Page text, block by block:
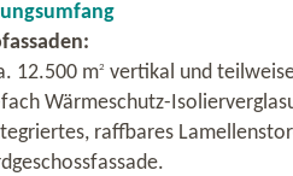
12.500 m2 vertikal und
Wärmeschutz-
raffbares